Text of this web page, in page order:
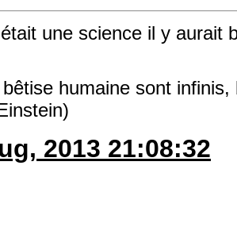
une science il y aurait
humaine sont
2013 21:08:32